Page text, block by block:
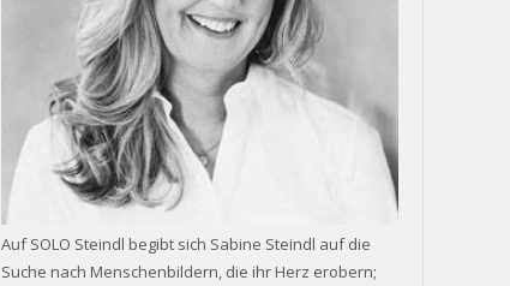
Auf SOLO Steindl begibt sich Sabine Steindl auf die
Suche nach Menschenbildern, die ihr Herz erobern;